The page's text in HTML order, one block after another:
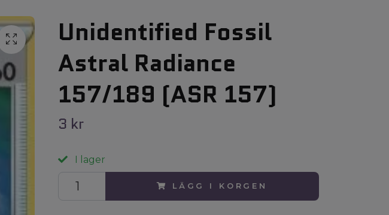
Unidentified Fossil
Astral Radiance
157/189 (ASR 157)
3 kr
I lager
LÄGG I KORGEN